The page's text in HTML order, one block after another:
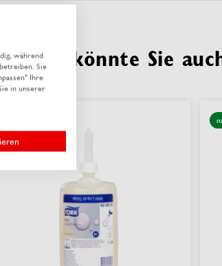
Das könnte Sie
während
Sie
Ihre
in unserer